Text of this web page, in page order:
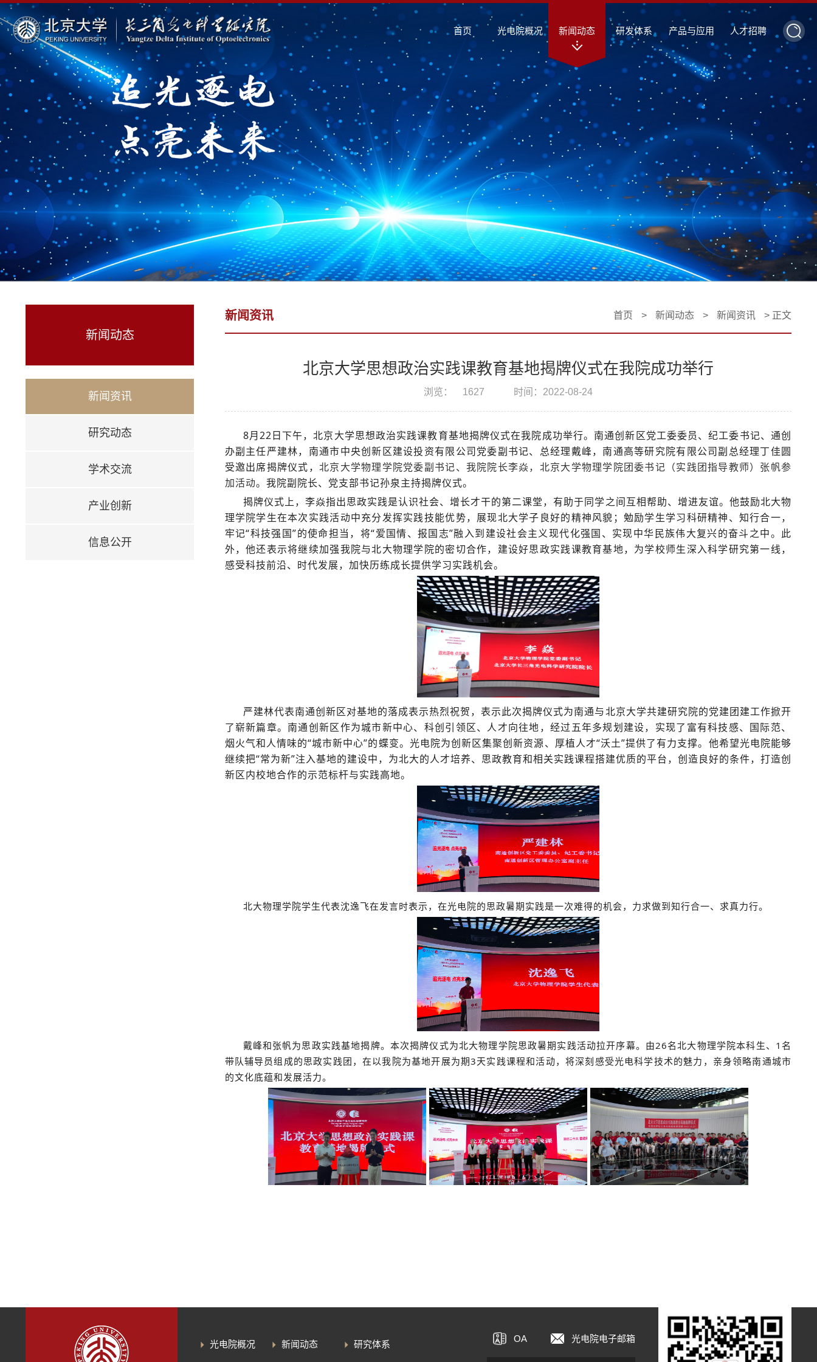
首页 光电院概况 新闻动态 研发体系 产品与应用 人才招聘
新闻动态
新闻资讯
研究动态
学术交流
产业创新
信息公开
新闻资讯 首页 > 新闻动态 > 新闻资讯 > 正文
北京大学思想政治实践课教育基地揭牌仪式在我院成功举行
浏览： 1627 时间：2022-08-24
8月22日下午，北京大学思想政治实践课教育基地揭牌仪式在我院成功举行。南通创新区党工委委员、纪工委书记、通创
办副主任严建林，南通市中央创新区建设投资有限公司党委副书记、总经理戴峰，南通高等研究院有限公司副总经理丁佳圆
受邀出席揭牌仪式，北京大学物理学院党委副书记、我院院长李焱，北京大学物理学院团委书记（实践团指导教师）张帆参
加活动。我院副院长、党支部书记孙泉主持揭牌仪式。
揭牌仪式上，李焱指出思政实践是认识社会、增长才干的第二课堂，有助于同学之间互相帮助、增进友谊。他鼓励北大物
理学院学生在本次实践活动中充分发挥实践技能优势，展现北大学子良好的精神风貌；勉励学生学习科研精神、知行合一，
牢记“科技强国”的使命担当，将“爱国情、报国志”融入到建设社会主义现代化强国、实现中华民族伟大复兴的奋斗之中。此
外，他还表示将继续加强我院与北大物理学院的密切合作，建设好思政实践课教育基地，为学校师生深入科学研究第一线，
感受科技前沿、时代发展，加快历练成长提供学习实践机会。
严建林代表南通创新区对基地的落成表示热烈祝贺，表示此次揭牌仪式为南通与北京大学共建研究院的党建团建工作掀开
了崭新篇章。南通创新区作为城市新中心、科创引领区、人才向往地，经过五年多规划建设，实现了富有科技感、国际范、
烟火气和人情味的“城市新中心”的蝶变。光电院为创新区集聚创新资源、厚植人才“沃土”提供了有力支撑。他希望光电院能够
继续把“常为新”注入基地的建设中，为北大的人才培养、思政教育和相关实践课程搭建优质的平台，创造良好的条件，打造创
新区内校地合作的示范标杆与实践高地。
北大物理学院学生代表沈逸飞在发言时表示，在光电院的思政暑期实践是一次难得的机会，力求做到知行合一、求真力行。
戴峰和张帆为思政实践基地揭牌。本次揭牌仪式为北大物理学院思政暑期实践活动拉开序幕。由26名北大物理学院本科生、1名
带队辅导员组成的思政实践团，在以我院为基地开展为期3天实践课程和活动，将深刻感受光电科学技术的魅力，亲身领略南通城市
的文化底蕴和发展活力。
光电院概况 新闻动态 研究体系 OA 光电院电子邮箱